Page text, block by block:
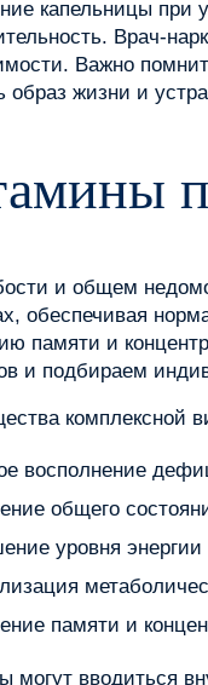
капельницы при
Врач-
Важно
образ жизни и
и общем
обеспечивая
памяти и
и подбираем
комплексной
восполнение
общего
уровня энергии
памяти и
могут вводиться